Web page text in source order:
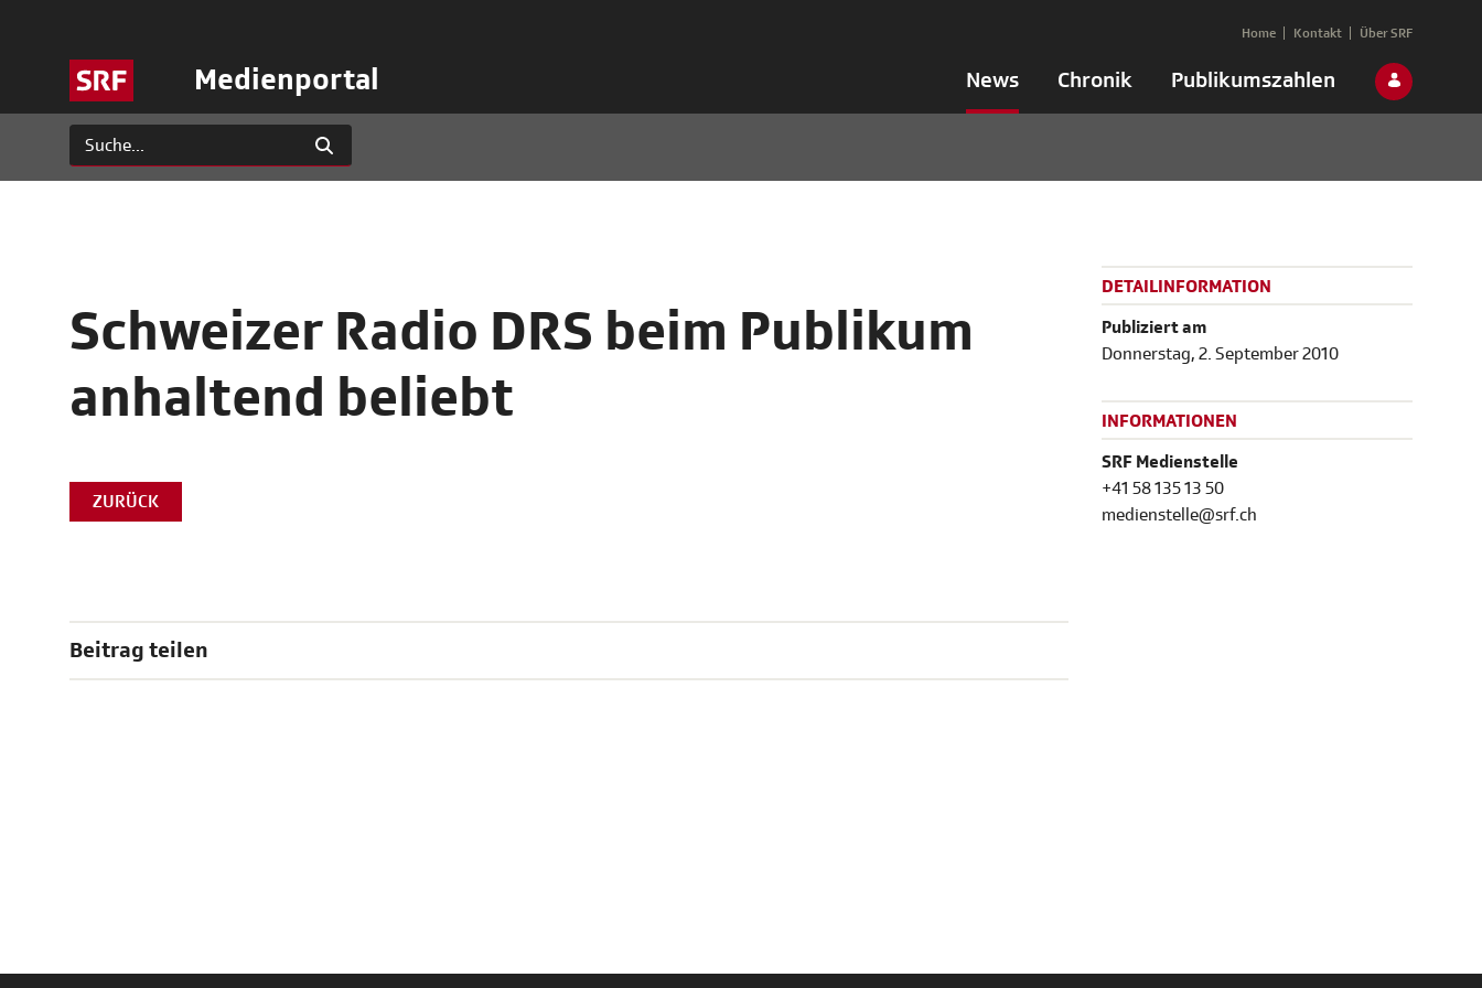
Medienportal News Chronik Publikumszahlen
Home Kontakt Über SRF
Schweizer Radio DRS beim Publikum
anhaltend beliebt
ZURÜCK
Beitrag teilen
DETAILINFORMATION
Publiziert am
Donnerstag, 2. September 2010
INFORMATIONEN
SRF Medienstelle
+41 58 135 13 50
medienstelle@srf.ch